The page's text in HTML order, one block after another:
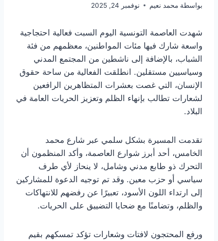
بواسطة محمد نعيم نوفمبر 24, 2025
شهدت العاصمة التونسية اليوم السبت فعالية احتجاجية
واسعة شارك فيها مئات المواطنين، معظمهم من فئة
الشباب، بالإضافة إلى ناشطين من المجتمع المدني
وسياسيين مستقلين. انطلقت الفعالية من ساحة حقوق
الإنسان، التي غصت بعشرات المتظاهرين الرافعين
لشعارات تطالب بإنهاء الظلم وتعزيز الحريات العامة في
البلاد.
تقدمت المسيرة بشكل سلمي عبر شارع محمد
الخامس، أحد أبرز شوارع العاصمة، وأكد المنظمون أن
التحرك ذو طابع مدني وشامل، لا ينحاز لأي طرف
سياسي أو حزب معين. وقد تم توجيه الدعوة للمشاركين
إلى ارتداء اللون الأسود، تعبيرًا عن رفضهم للانتهاكات
والظلم، وتضامنًا مع ضحايا التضييق على الحريات.
ورفع المحتجون لافتات وشعارات تؤكد تمسكهم بقيم